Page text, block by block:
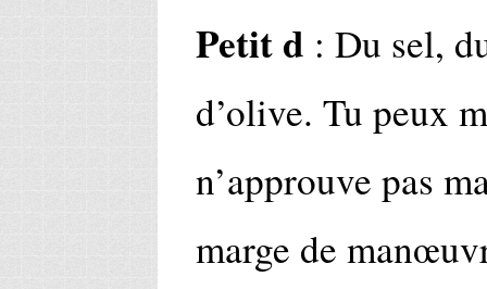
Petit d : Du sel,
d’olive. Tu peux
n’approuve pas
marge de